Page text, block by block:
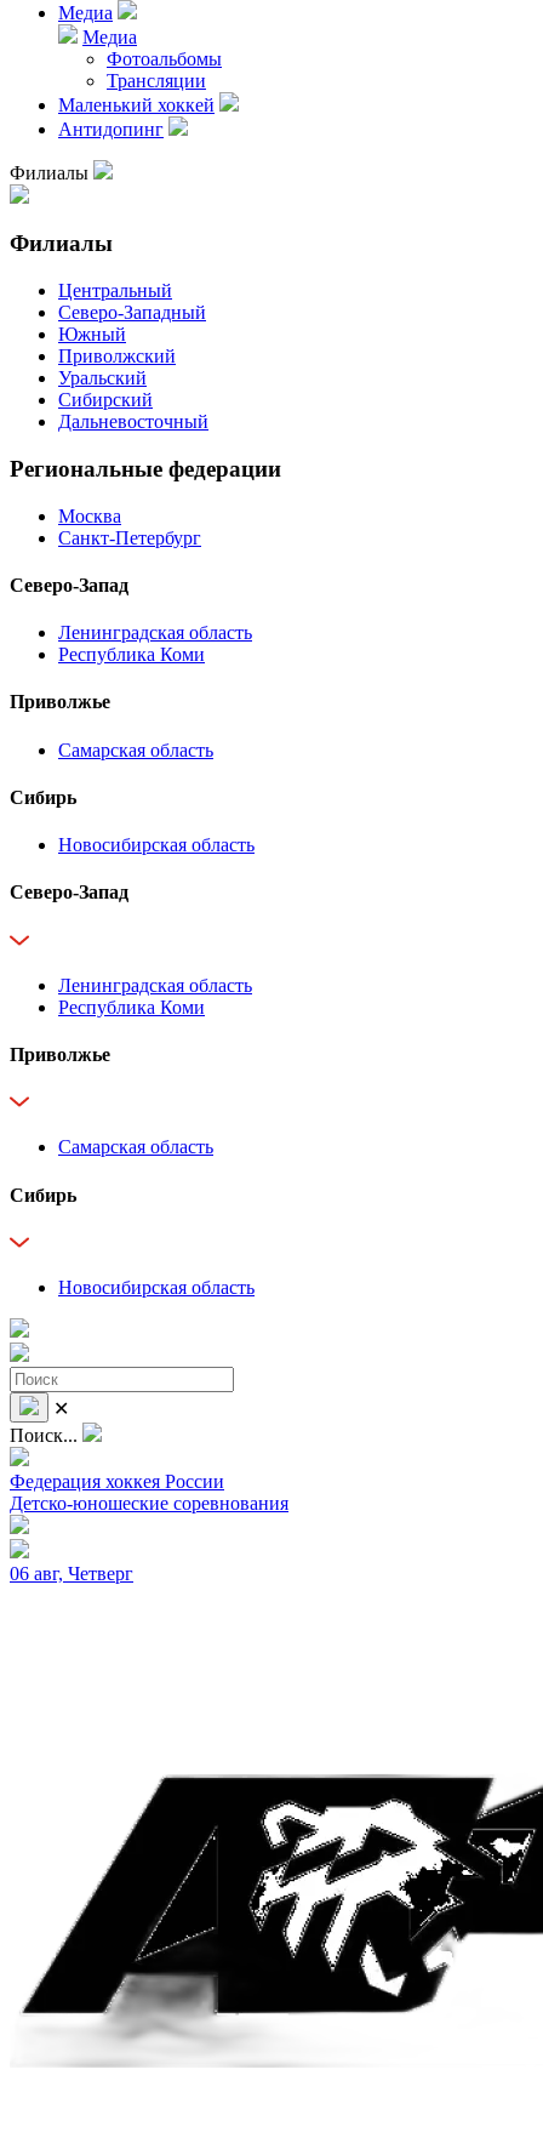
Медиа
Медиа
Фотоальбомы
Трансляции
Маленький хоккей
Антидопинг
Филиалы
Филиалы
Центральный
Северо-Западный
Южный
Приволжский
Уральский
Сибирский
Дальневосточный
Региональные федерации
Москва
Санкт-Петербург
Северо-Запад
Ленинградская область
Республика Коми
Приволжье
Самарская область
Сибирь
Новосибирская область
Северо-Запад
Ленинградская область
Республика Коми
Приволжье
Самарская область
Сибирь
Новосибирская область
✕
Поиск...
Федерация хоккея России
Детско-юношеские соревнования
06 авг, Четверг